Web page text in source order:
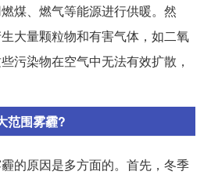
煤、燃气等能源进行供暖。然
大量颗粒物和有害气体，如二氧
污染物在空气中无法有效扩散，
范围雾霾?
的原因是多方面的。首先，冬季